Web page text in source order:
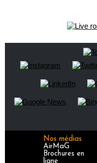
Nos médias
AirMaG
Brochures en
ligne